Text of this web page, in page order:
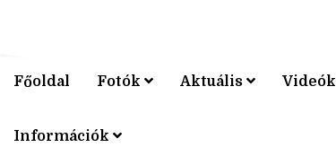
Főoldal Fotók Aktuális Videók
Információk